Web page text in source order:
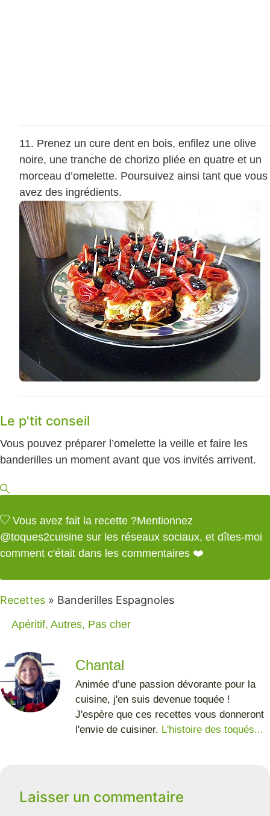
Prenez un cure dent en bois, enfilez une olive
noire, une tranche de chorizo pliée en quatre et un
morceau d’omelette. Poursuivez ainsi tant que vous
avez des ingrédients.
Le p'tit conseil
Vous pouvez préparer l’omelette la veille et faire les
banderilles un moment avant que vos invités arrivent.
Vous avez fait la recette ?Mentionnez
@toques2cuisine sur les réseaux sociaux, et dîtes-moi
comment c'était dans les commentaires ❤️
Recettes » Banderilles Espagnoles
Apéritif, Autres, Pas cher
Chantal
Animée d’une passion dévorante pour la
cuisine, j'en suis devenue toquée !
J'espère que ces recettes vous donneront
l'envie de cuisiner. L'histoire des toqués...
Laisser un commentaire